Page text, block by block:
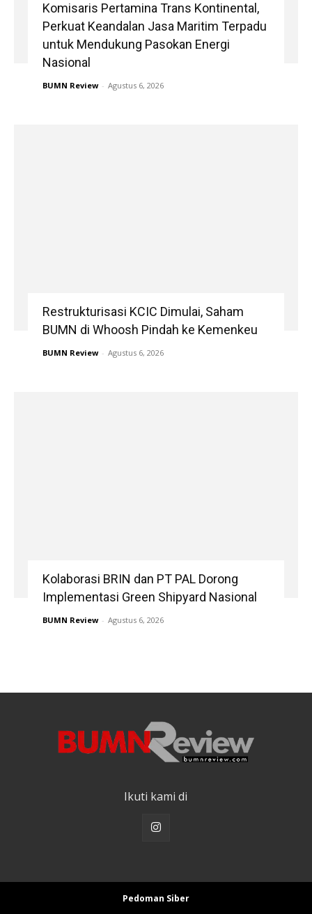
Komisaris Pertamina Trans Kontinental,
Perkuat Keandalan Jasa Maritim Terpadu
untuk Mendukung Pasokan Energi
Nasional
BUMN Review - Agustus 6, 2026
Restrukturisasi KCIC Dimulai, Saham
BUMN di Whoosh Pindah ke Kemenkeu
BUMN Review - Agustus 6, 2026
Kolaborasi BRIN dan PT PAL Dorong
Implementasi Green Shipyard Nasional
BUMN Review - Agustus 6, 2026
Ikuti kami di
Pedoman Siber